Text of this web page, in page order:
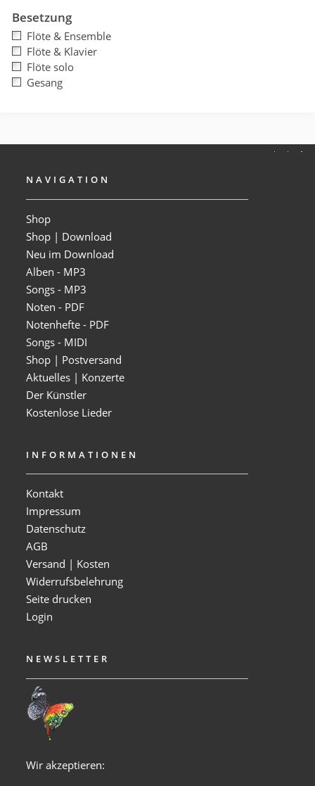
Besetzung
Flöte & Ensemble
Flöte & Klavier
Flöte solo
Gesang
NAVIGATION
Shop
Shop | Download
Neu im Download
Alben - MP3
Songs - MP3
Noten - PDF
Notenhefte - PDF
Songs - MIDI
Shop | Postversand
Aktuelles | Konzerte
Der Künstler
Kostenlose Lieder
INFORMATIONEN
Kontakt
Impressum
Datenschutz
AGB
Versand | Kosten
Widerrufsbelehrung
Seite drucken
Login
NEWSLETTER
Wir akzeptieren: